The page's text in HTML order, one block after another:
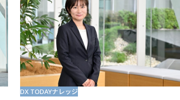
DX TODAYナレッジ